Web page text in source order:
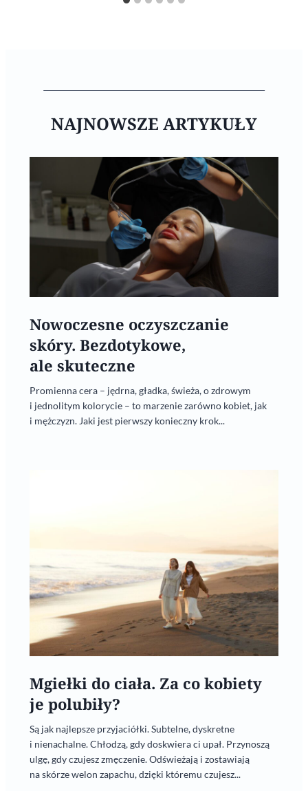
NAJNOWSZE ARTYKUŁY
Nowoczesne oczyszczanie
skóry. Bezdotykowe,
ale skuteczne
Promienna cera – jędrna, gładka, świeża, o zdrowym
i jednolitym kolorycie – to marzenie zarówno kobiet, jak
i mężczyzn. Jaki jest pierwszy konieczny krok...
Mgiełki do ciała. Za co kobiety
je polubiły?
Są jak najlepsze przyjaciółki. Subtelne, dyskretne
i nienachalne. Chłodzą, gdy doskwiera ci upał. Przynoszą
ulgę, gdy czujesz zmęczenie. Odświeżają i zostawiają
na skórze welon zapachu, dzięki któremu czujesz...